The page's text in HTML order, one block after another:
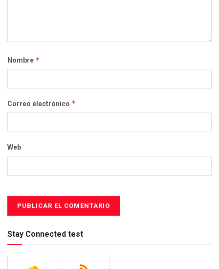
Nombre *
Correo electrónico *
Web
Stay Connected test